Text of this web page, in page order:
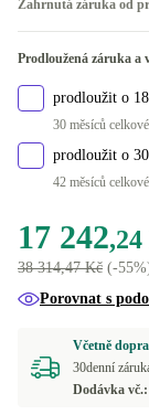
K dispozici v jiné
Zahrnutá záruka od
Prodloužená záruka a
prodloužit o
30 měsíců
prodloužit o
42 měsíců
17 242
38 314,47 Kč (-
Porovnat s
Včetně
30denní
Dodávka vč.: